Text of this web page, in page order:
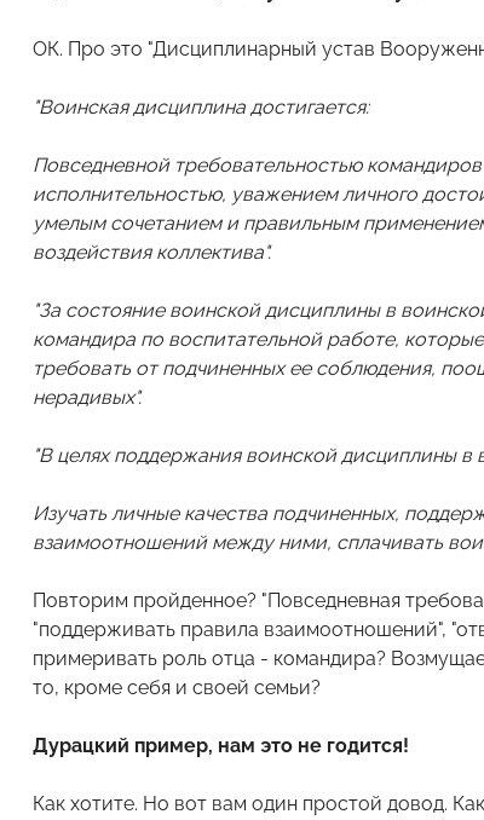
ОК. Про это "Дисциплинарный устав
"Воинская дисциплина достигается:
Повседневной требовательностью
исполнительностью, уважением личного
умелым сочетанием и правильным
воздействия коллектива".
"За состояние воинской дисциплины в
командира по воспитательной работе,
требовать от подчиненных ее соблюдения,
нерадивых".
"В целях поддержания воинской дисциплины в
Изучать личные качества подчиненных,
взаимоотношений между ними, сплачивать
Повторим пройденное? "Повседневная
"поддерживать правила взаимоотношений",
примеривать роль отца - командира?
то, кроме себя и своей семьи?
Дурацкий пример, нам это не годится!
Как хотите. Но вот вам один простой довод.